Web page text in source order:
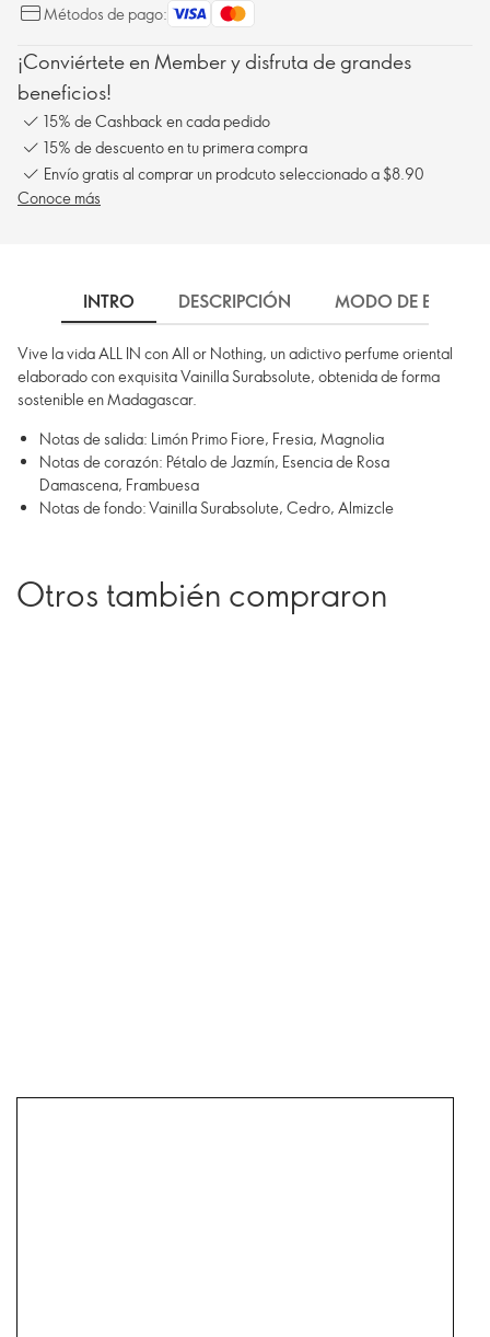
Métodos de pago:
¡Conviértete en Member y disfruta de grandes
beneficios!
15% de Cashback en cada pedido
15% de descuento en tu primera compra
Envío gratis al comprar un prodcuto seleccionado a $8.90
Conoce más
INTRO DESCRIPCIÓN MODO DE EMPLEO
Vive la vida ALL IN con All or Nothing, un adictivo perfume oriental
elaborado con exquisita Vainilla Surabsolute, obtenida de forma
sostenible en Madagascar.
Notas de salida: Limón Primo Fiore, Fresia, Magnolia
Notas de corazón: Pétalo de Jazmín, Esencia de Rosa
Damascena, Frambuesa
Notas de fondo: Vainilla Surabsolute, Cedro, Almizcle
Otros también compraron